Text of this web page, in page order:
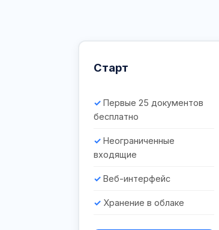
Старт
Первые 25 документов
бесплатно
Неограниченные
входящие
Веб-интерфейс
Хранение в облаке